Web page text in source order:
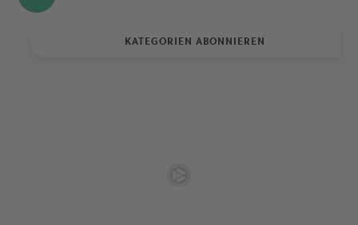
KATEGORIEN ABONNIEREN